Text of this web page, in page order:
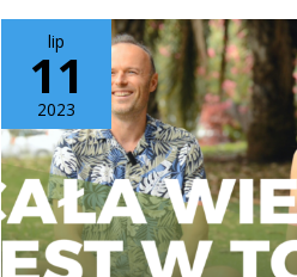
lip
11
2023